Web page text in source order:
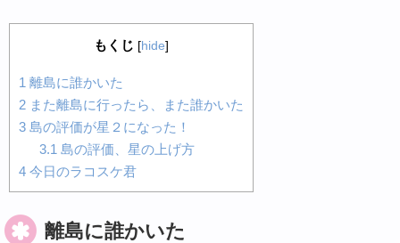
もくじ [hide]
1 離島に誰かいた
2 また離島に行ったら、また誰かいた
3 島の評価が星２になった！
3.1 島の評価、星の上げ方
4 今日のラコスケ君
離島に誰かいた